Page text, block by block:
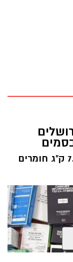
נעצרו שלושה חשודים ונתפסו כ-7.5 ק"ג חומרים